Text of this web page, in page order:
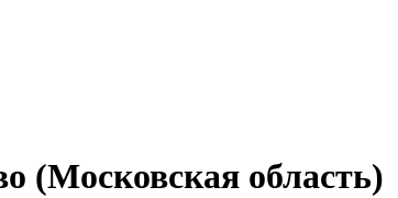
(Московская область)